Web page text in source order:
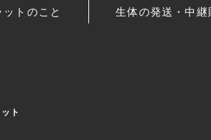
トのこと 生体の発送・中
ト